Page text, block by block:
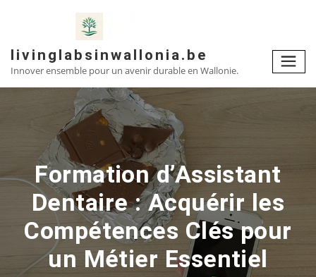
livinglabsinwallonia.be
Innover ensemble pour un avenir durable en Wallonie.
Formation d’Assistant
Dentaire : Acquérir les
Compétences Clés pour
un Métier Essentiel